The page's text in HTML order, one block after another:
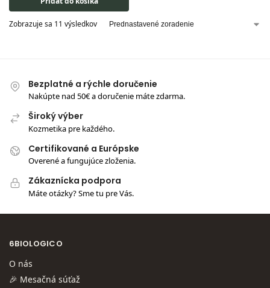
Zobrazuje sa 11 výsledkov
Bezplatné a rýchle doručenie
Nakúpte nad 50€ a doručenie máte zdarma.
Široký výber
Kozmetika pre každého.
Certifikované a Európske
Overené a fungujúce zloženia.
Zákaznícka podpora
Máte otázky? Sme tu pre Vás.
6BIOLOGICO
O nás
🎉 Mesačná súťaž